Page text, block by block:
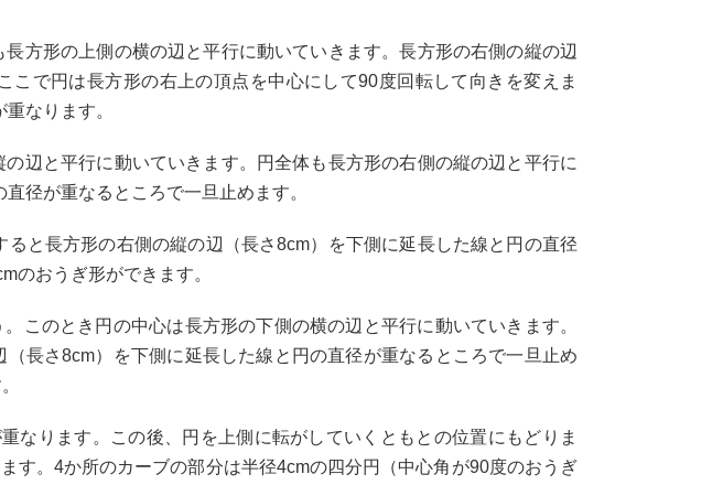
方形の上側の横の辺と平行に動いていきます。長方形の右側の縦の辺
で円は長方形の右上の頂点を中心にして90度回転して向きを変えま
なります。
辺と平行に動いていきます。円全体も長方形の右側の縦の辺と平行に
径が重なるところで一旦止めます。
と長方形の右側の縦の辺（長さ8cm）を下側に延長した線と円の直径
のおうぎ形ができます。
のとき円の中心は長方形の下側の横の辺と平行に動いていきます。
長さ8cm）を下側に延長した線と円の直径が重なるところで一旦止め
。
ります。この後、円を上側に転がしていくともとの位置にもどりま
す。4か所のカーブの部分は半径4cmの四分円（中心角が90度のおうぎ